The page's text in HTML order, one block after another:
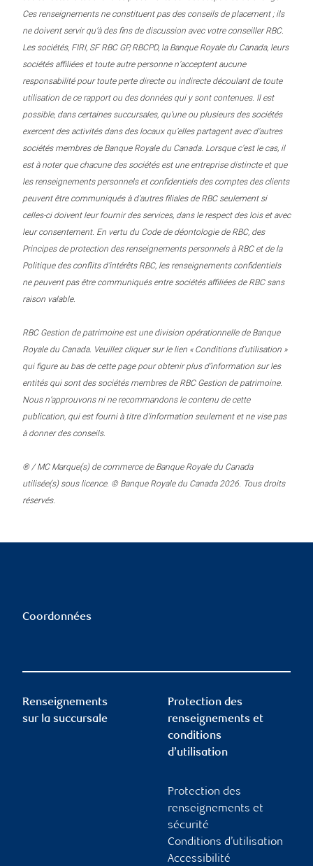
Ces renseignements ne constituent pas des conseils de placement ; ils
ne doivent servir qu’à des fins de discussion avec votre conseiller RBC.
Les sociétés, FIRI, SF RBC GP, RBCPD, la Banque Royale du Canada, leurs
sociétés affiliées et toute autre personne n’acceptent aucune
responsabilité pour toute perte directe ou indirecte découlant de toute
utilisation de ce rapport ou des données qui y sont contenues. Il est
possible, dans certaines succursales, qu’une ou plusieurs des sociétés
exercent des activités dans des locaux qu’elles partagent avec d’autres
sociétés membres de Banque Royale du Canada. Lorsque c’est le cas, il
est à noter que chacune des sociétés est une entreprise distincte et que
les renseignements personnels et confidentiels des comptes des clients
peuvent être communiqués à d’autres filiales de RBC seulement si
celles-ci doivent leur fournir des services, dans le respect des lois et avec
leur consentement. En vertu du Code de déontologie de RBC, des
Principes de protection des renseignements personnels à RBC et de la
Politique des conflits d’intérêts RBC, les renseignements confidentiels
ne peuvent pas être communiqués entre sociétés affiliées de RBC sans
raison valable.
RBC Gestion de patrimoine est une division opérationnelle de Banque
Royale du Canada. Veuillez cliquer sur le lien « Conditions d’utilisation »
qui figure au bas de cette page pour obtenir plus d’information sur les
entités qui sont des sociétés membres de RBC Gestion de patrimoine.
Nous n’approuvons ni ne recommandons le contenu de cette
publication, qui est fourni à titre d’information seulement et ne vise pas
à donner des conseils.
® / MC Marque(s) de commerce de Banque Royale du Canada
utilisée(s) sous licence. © Banque Royale du Canada 2026. Tous droits
réservés.
Coordonnées
Renseignements
sur la succursale
Protection des
renseignements et
conditions
d’utilisation
Protection des
renseignements et
sécurité
Conditions d’utilisation
Accessibilité